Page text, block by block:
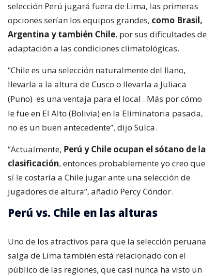
selección Perú jugará fuera de Lima, las primeras
opciones serían los equipos grandes, como Brasil,
Argentina y también Chile, por sus dificultades de
adaptación a las condiciones climatológicas.
“Chile es una selección naturalmente del llano,
llevarla a la altura de Cusco o llevarla a Juliaca
(Puno) es una ventaja para el local . Más por cómo
le fue en El Alto (Bolivia) en la Eliminatoria pasada,
no es un buen antecedente”, dijo Sulca.
“Actualmente, Perú y Chile ocupan el sótano de la
clasificación, entonces probablemente yo creo que
sí le costaría a Chile jugar ante una selección de
jugadores de altura”, añadió Percy Cóndor.
Perú vs. Chile en las alturas
Uno de los atractivos para que la selección peruana
salga de Lima también está relacionado con el
público de las regiones, que casi nunca ha visto un